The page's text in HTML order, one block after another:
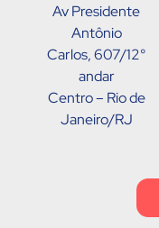
Av Presidente
Antônio
Carlos, 607/12°
andar
Centro – Rio de
Janeiro/RJ